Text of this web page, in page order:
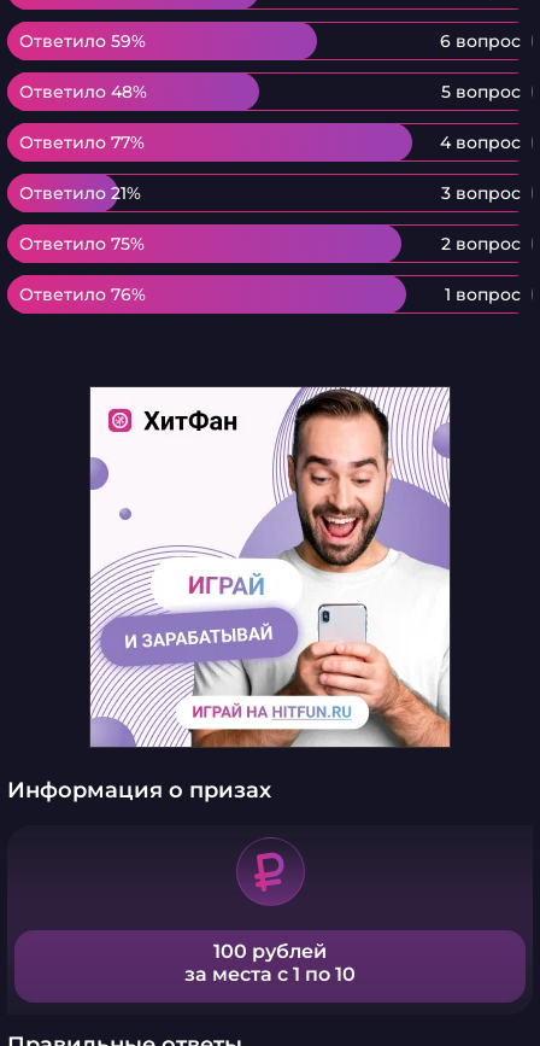
Ответило 59% 6 вопрос
Ответило 59%
Ответило 48% 5 вопрос
Ответило 48%
Ответило 77% 4 вопрос
Ответило 77%
Ответило 21% 3 вопрос
Ответило 21%
Ответило 75% 2 вопрос
Ответило 75%
Ответило 76% 1 вопрос
Ответило 76%
Информация о призах
100 рублей
за места с 1 по 10